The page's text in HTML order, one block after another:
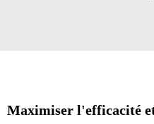
Maximiser l'efficacité